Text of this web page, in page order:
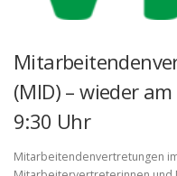
(MID) – wieder
9:30 Uhr
Mitarbeitendenvertretungen